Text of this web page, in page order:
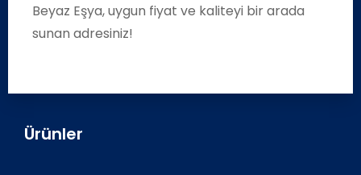
Beyaz Eşya, uygun fiyat ve kaliteyi bir arada
sunan adresiniz!
Ürünler